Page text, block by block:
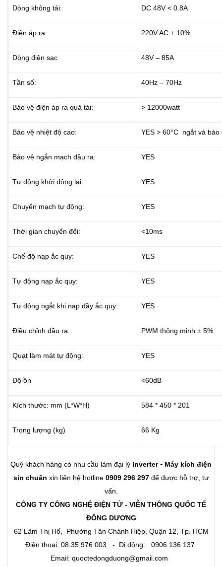
Dòng không tải: DC 48V < 0.8A
Điện áp ra: 220V AC ± 10%
Dòng điện sạc 48V – 85A
Tần số: 40Hz – 70Hz
Bảo vệ điện áp ra quá tải: > 12000watt
Bảo vệ nhiệt độ cao: YES > 60°C ngắt và báo
Bảo vệ ngắn mạch đầu ra: YES
Tự động khởi động lại: YES
Chuyển mạch tự động: YES
Thời gian chuyển đổi: <10ms
Chế độ nạp ắc quy: YES
Tự động nạp ắc quy: YES
Tự động ngắt khi nạp đầy ắc quy: YES
Điều chỉnh đầu ra: PWM thông minh ± 5%
Quạt làm mát tự động: YES
Độ ồn <60dB
Kích thước: mm (L*W*H) 584 * 450 * 201
Trọng lượng (kg) 66 Kg
Quý khách hàng có nhu cầu làm đại lý Inverter- Máy kích điện
sin chuẩn xin liên hệ hotline 0909 296 297 để được hỗ trợ, tư
vấn.
CÔNG TY CÔNG NGHỆ ĐIỆN TỬ - VIỄN THÔNG QUỐC TẾ
ĐÔNG DƯƠNG
62 Lâm Thị Hố, Phường Tân Chánh Hiệp, Quận 12, Tp. HCM
Điện thoại: 08.35 976 003 - Di động: 0906 136 137
Email: quoctedongduong@gmail.com